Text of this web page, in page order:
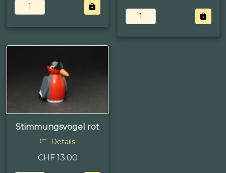
Stimmungsvogel rot
Details
CHF 13.00